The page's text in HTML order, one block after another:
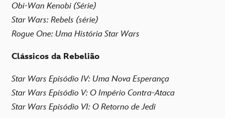
Obi-Wan Kenobi (Série)
Star Wars: Rebels (série)
Rogue One: Uma História Star Wars
Clássicos da Rebelião
Star Wars Episódio IV: Uma Nova Esperança
Star Wars Episódio V: O Império Contra-Ataca
Star Wars Episódio VI: O Retorno de Jedi